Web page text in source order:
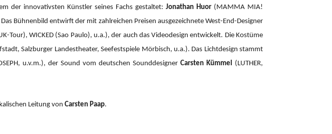
der innovativsten Künstler seines Fachs gestaltet: Jonathan Huor (MAMMA MIA!
Das Bühnenbild entwirft der mit zahlreichen Preisen ausgezeichnete West-End-Designer
Tour), WICKED (Sao Paulo), u.a.), der auch das Videodesign entwickelt. Die Kostüme
Salzburger Landestheater, Seefestspiele Mörbisch, u.a.). Das Lichtdesign stammt
u.v.m.), der Sound vom deutschen Sounddesigner Carsten Kümmel (LUTHER,
Leitung von Carsten Paap.